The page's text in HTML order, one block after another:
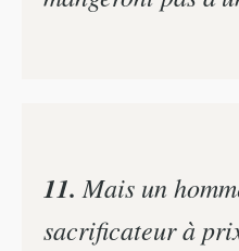
11. Mais un
sacrificateur à